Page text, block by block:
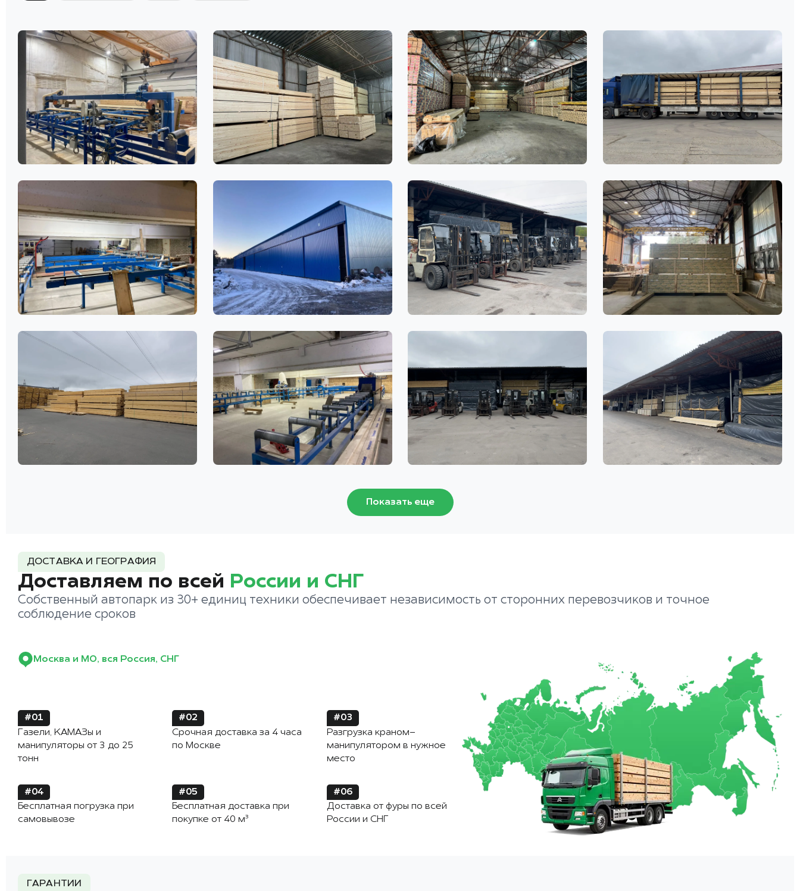
Показать еще
ДОСТАВКА И ГЕОГРАФИЯ
Доставляем по всей России и СНГ
Собственный автопарк из 30+ единиц техники обеспечивает независимость от сторонних перевозчиков и точное
соблюдение сроков
Москва и МО, вся Россия, СНГ
#01
Газели, КАМАЗы и
манипуляторы от 3 до 25
тонн
#02
Срочная доставка за 4 часа
по Москве
#03
Разгрузка краном-
манипулятором в нужное
место
#04
Бесплатная погрузка при
самовывозе
#05
Бесплатная доставка при
покупке от 40 м³
#06
Доставка от фуры по всей
России и СНГ
ГАРАНТИИ